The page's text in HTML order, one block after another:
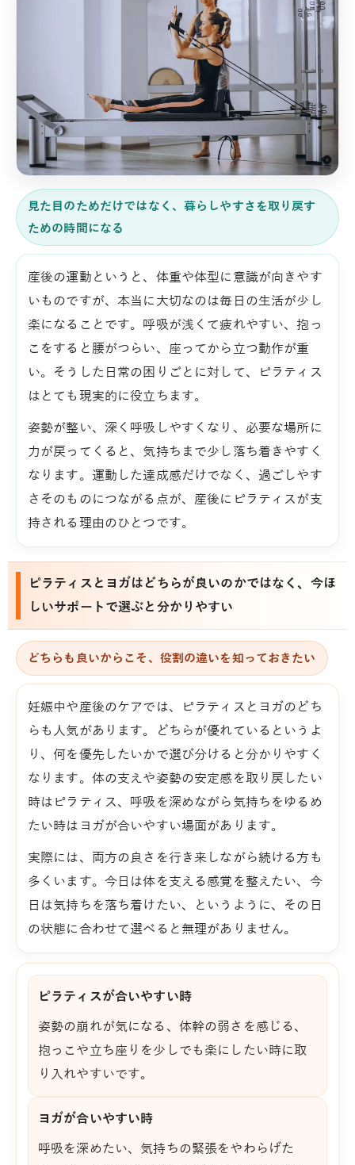
見た目のためだけではなく、暮らしやすさを取り戻す
ための時間になる
産後の運動というと、体重や体型に意識が向きやす
いものですが、本当に大切なのは毎日の生活が少し
楽になることです。呼吸が浅くて疲れやすい、抱っ
こをすると腰がつらい、座ってから立つ動作が重
い。そうした日常の困りごとに対して、ピラティス
はとても現実的に役立ちます。
姿勢が整い、深く呼吸しやすくなり、必要な場所に
力が戻ってくると、気持ちまで少し落ち着きやすく
なります。運動した達成感だけでなく、過ごしやす
さそのものにつながる点が、産後にピラティスが支
持される理由のひとつです。
ピラティスとヨガはどちらが良いのかではなく、今ほ
しいサポートで選ぶと分かりやすい
どちらも良いからこそ、役割の違いを知っておきたい
妊娠中や産後のケアでは、ピラティスとヨガのどち
らも人気があります。どちらが優れているというよ
り、何を優先したいかで選び分けると分かりやすく
なります。体の支えや姿勢の安定感を取り戻したい
時はピラティス、呼吸を深めながら気持ちをゆるめ
たい時はヨガが合いやすい場面があります。
実際には、両方の良さを行き来しながら続ける方も
多くいます。今日は体を支える感覚を整えたい、今
日は気持ちを落ち着けたい、というように、その日
の状態に合わせて選べると無理がありません。
ピラティスが合いやすい時
姿勢の崩れが気になる、体幹の弱さを感じる、
抱っこや立ち座りを少しでも楽にしたい時に取
り入れやすいです。
ヨガが合いやすい時
呼吸を深めたい、気持ちの緊張をやわらげた